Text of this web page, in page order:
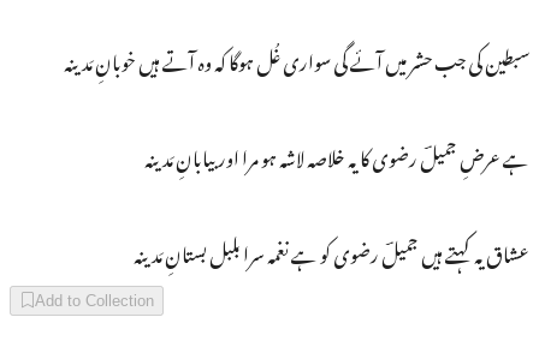
سبطین کی جب حشر میں آئے گی سواری غُل ہوگا کہ وہ آتے ہیں خوبانِ مَدینہ
ہے عرضِ جمیلؔ رضوی کا یہ خلاصہ لاشہ ہو مرا اور بیابانِ مَدینہ
عشاق یہ کہتے ہیں جمیلؔ رضوی کو ہے نغمہ سرا بلبل بستانِ مَدینہ
Add to Collection